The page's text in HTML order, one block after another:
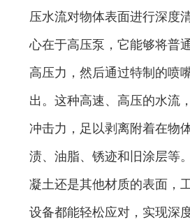
设备，作为这一领
以其高效、环保和
成为了众多行业不
工具。
压水流对物体表面进行深度
心在于高压泵，它能够将普
高压力，然后通过特制的喷
出。这种高速、高压的水流
冲击力，足以剥离附着在物
渍、油脂、锈迹和旧涂层等
凝土还是其他材质的表面，
设备都能轻松应对，实现深